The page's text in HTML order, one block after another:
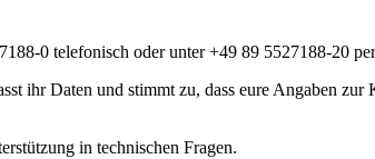
0 telefonisch oder unter +49 89 5527188-20
ihr Daten und stimmt zu, dass eure Angaben
in technischen Fragen.